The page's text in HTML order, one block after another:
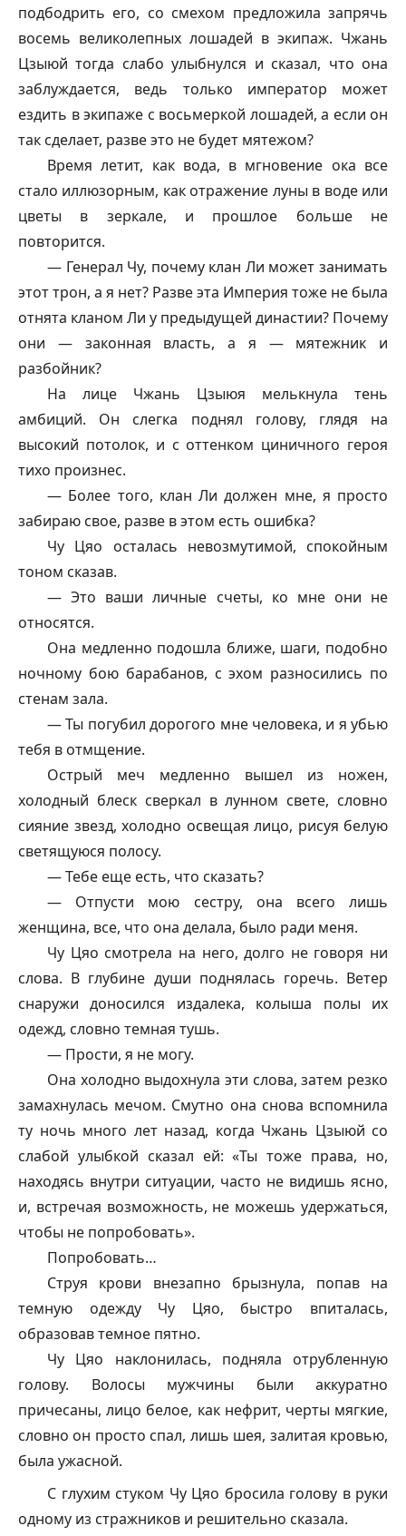
подбодрить его, со смехом предложила запрячь
восемь великолепных лошадей в экипаж. Чжань
Цзыюй тогда слабо улыбнулся и сказал, что она
заблуждается, ведь только император может
ездить в экипаже с восьмеркой лошадей, а если он
так сделает, разве это не будет мятежом?
Время летит, как вода, в мгновение ока все
стало иллюзорным, как отражение луны в воде или
цветы в зеркале, и прошлое больше не
повторится.
— Генерал Чу, почему клан Ли может занимать
этот трон, а я нет? Разве эта Империя тоже не была
отнята кланом Ли у предыдущей династии? Почему
они — законная власть, а я — мятежник и
разбойник?
На лице Чжань Цзыюя мелькнула тень
амбиций. Он слегка поднял голову, глядя на
высокий потолок, и с оттенком циничного героя
тихо произнес.
— Более того, клан Ли должен мне, я просто
забираю свое, разве в этом есть ошибка?
Чу Цяо осталась невозмутимой, спокойным
тоном сказав.
— Это ваши личные счеты, ко мне они не
относятся.
Она медленно подошла ближе, шаги, подобно
ночному бою барабанов, с эхом разносились по
стенам зала.
— Ты погубил дорогого мне человека, и я убью
тебя в отмщение.
Острый меч медленно вышел из ножен,
холодный блеск сверкал в лунном свете, словно
сияние звезд, холодно освещая лицо, рисуя белую
светящуюся полосу.
— Тебе еще есть, что сказать?
— Отпусти мою сестру, она всего лишь
женщина, все, что она делала, было ради меня.
Чу Цяо смотрела на него, долго не говоря ни
слова. В глубине души поднялась горечь. Ветер
снаружи доносился издалека, колыша полы их
одежд, словно темная тушь.
— Прости, я не могу.
Она холодно выдохнула эти слова, затем резко
замахнулась мечом. Смутно она снова вспомнила
ту ночь много лет назад, когда Чжань Цзыюй со
слабой улыбкой сказал ей: «Ты тоже права, но,
находясь внутри ситуации, часто не видишь ясно,
и, встречая возможность, не можешь удержаться,
чтобы не попробовать».
Попробовать…
Струя крови внезапно брызнула, попав на
темную одежду Чу Цяо, быстро впиталась,
образовав темное пятно.
Чу Цяо наклонилась, подняла отрубленную
голову. Волосы мужчины были аккуратно
причесаны, лицо белое, как нефрит, черты мягкие,
словно он просто спал, лишь шея, залитая кровью,
была ужасной.
С глухим стуком Чу Цяо бросила голову в руки
одному из стражников и решительно сказала.